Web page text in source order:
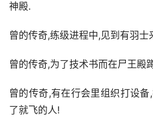
神殿.
曾的传奇,练级进程中,见到有羽
曾的传奇,为了技术书而在尸王殿
曾的传奇,有在行会里组织打设
了就飞的人!